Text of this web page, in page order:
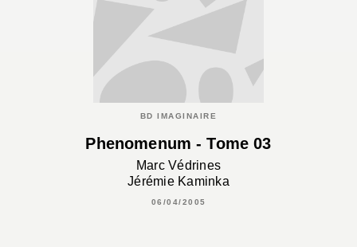
BD IMAGINAIRE
Phenomenum - Tome 03
Marc Védrines
Jérémie Kaminka
06/04/2005